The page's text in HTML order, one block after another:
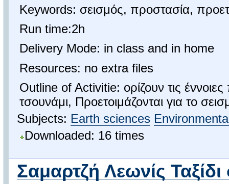
Keywords: σεισμός, προστασία,
Run time:2h
Delivery Mode: in class and in home
Resources: no extra files
Outline of Activitie: ορίζουν τις
τσουνάμι, Προετοιμάζονται για το
Subjects: Earth sciences
Downloaded: 16 times
Σαμαρτζή Λεωνίς